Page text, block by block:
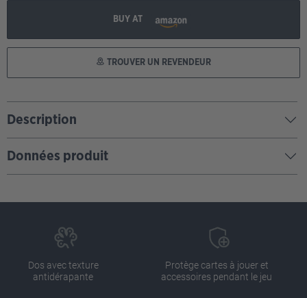
BUY AT
TROUVER UN REVENDEUR
Description
Données produit
Dos avec texture
antidérapante
Protège cartes à jouer et
accessoires pendant le jeu